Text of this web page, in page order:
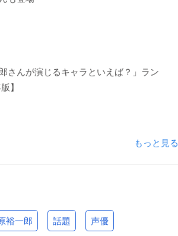
さんが演じるキャラといえば？」ラン
】
もっと見る
裕一郎 話題 声優